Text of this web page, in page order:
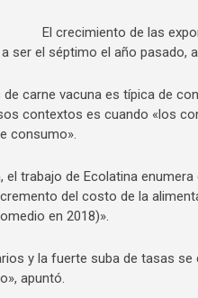
El crecimiento de las
ser el séptimo el año pasado,
carne vacuna es típica de
contextos es cuando «los
consumo».
el trabajo de Ecolatina
del costo de la
en 2018)».
y la fuerte suba de tasas
apuntó.